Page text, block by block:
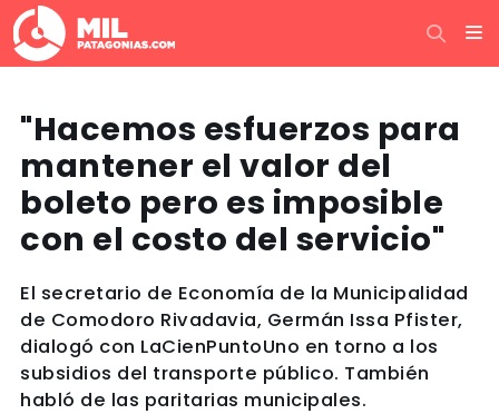
"Hacemos esfuerzos para
mantener el valor del
boleto pero es imposible
con el costo del servicio"
El secretario de Economía de la Municipalidad
de Comodoro Rivadavia, Germán Issa Pfister,
dialogó con LaCienPuntoUno en torno a los
subsidios del transporte público. También
habló de las paritarias municipales.